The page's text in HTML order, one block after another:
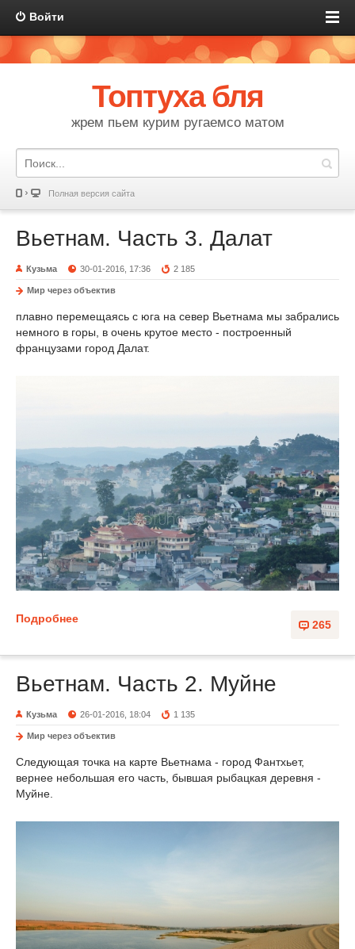
Войти
Топтуха бля
жрем пьем курим ругаемсо матом
Полная версия сайта
Вьетнам. Часть 3. Далат
Кузьма 30-01-2016, 17:36 2 185
Мир через объектив
плавно перемещаясь с юга на север Вьетнама мы забрались
немного в горы, в очень крутое место - построенный
французами город Далат.
265
Подробнее
Вьетнам. Часть 2. Муйне
Кузьма 26-01-2016, 18:04 1 135
Мир через объектив
Следующая точка на карте Вьетнама - город Фантхьет,
вернее небольшая его часть, бывшая рыбацкая деревня -
Муйне.